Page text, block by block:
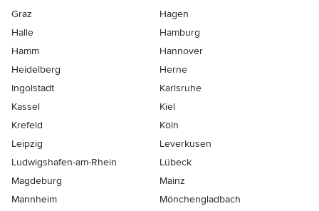
Graz
Hagen
Halle
Hamburg
Hamm
Hannover
Heidelberg
Herne
Ingolstadt
Karlsruhe
Kassel
Kiel
Krefeld
Köln
Leipzig
Leverkusen
Ludwigshafen-am-Rhein
Lübeck
Magdeburg
Mainz
Mannheim
Mönchen­gladbach